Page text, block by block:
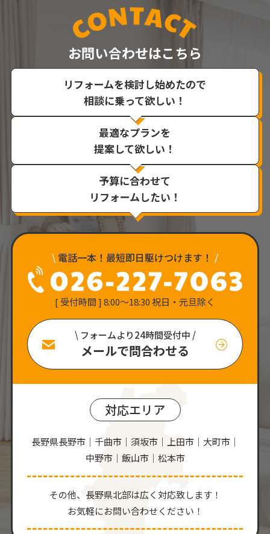
お問い合わせはこちら
リフォームを検討し始めたので
相談に乗って欲しい！
最適なプランを
提案して欲しい！
予算に合わせて
リフォームしたい！
\ 電話一本！最短即日駆けつけます！ /
[ 受付時間 ] 8:00〜18:30 祝日・元旦除く
\ フォームより24時間受付中 /
メールで問合わせる
対応エリア
長野県長野市｜千曲市｜須坂市｜上田市｜大町市｜
中野市｜飯山市｜松本市
その他、⻑野県北部は広く対応致します！
お気軽にお問い合わせください！